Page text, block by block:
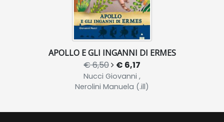
APOLLO E GLI INGANNI DI ERMES
€ 6,50 € 6,17
Nucci Giovanni ,
Nerolini Manuela (.ill)